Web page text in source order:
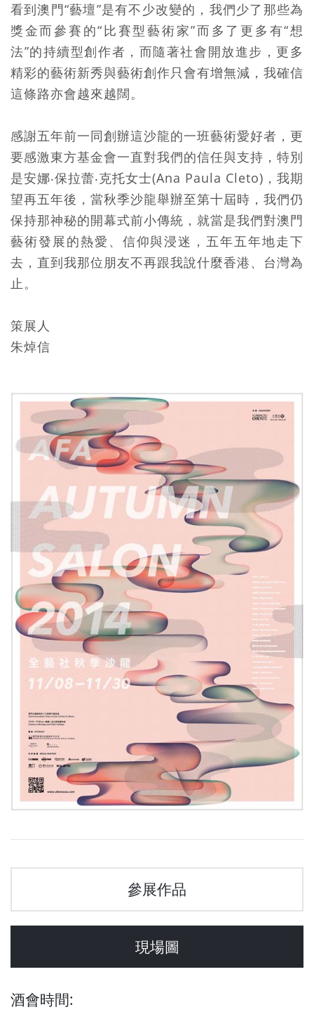
看到澳門“藝壇”是有不少改變的，我們少了那些為
獎金而參賽的“比賽型藝術家”而多了更多有“想
法”的持續型創作者，而隨著社會開放進步，更多
精彩的藝術新秀與藝術創作只會有增無減，我確信
這條路亦會越來越闊。
感謝五年前一同創辦這沙龍的一班藝術愛好者，更
要感激東方基金會一直對我們的信任與支持，特別
是安娜‧保拉蕾‧克托女士(Ana Paula Cleto)，我期
望再五年後，當秋季沙龍舉辦至第十屆時，我們仍
保持那神秘的開幕式前小傳統，就當是我們對澳門
藝術發展的熱愛、信仰與浸迷，五年五年地走下
去，直到我那位朋友不再跟我說什麼香港、台灣為
止。
策展人
朱焯信
參展作品
現場圖
酒會時間: